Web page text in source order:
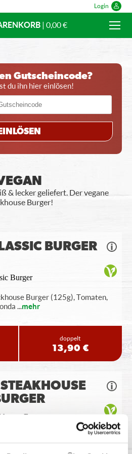
Login
| 0,00 €
Gutscheincode?
du ihn hier einlösen!
EINLÖSEN
& lecker geliefert. Der vegane
Burger!
BURGER
Burger (125g), Tomaten,
...mehr
doppelt
13,90 €
Burger (125g), Tomaten,
...mehr